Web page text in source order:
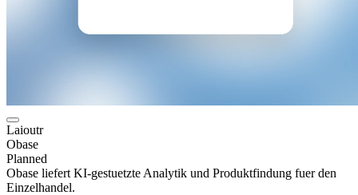
Laioutr
Obase
Planned
Obase liefert KI-gestuetzte Analytik und Produktfindung fuer den
Einzelhandel.